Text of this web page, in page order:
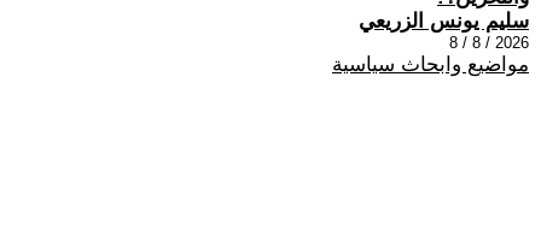
سليم يونس الزريعي
2026 / 8 / 8
مواضيع وابحاث سياسية